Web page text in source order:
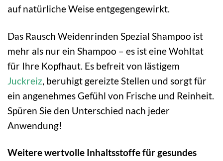
auf natürliche Weise entgegengewirkt.
Das Rausch Weidenrinden Spezial Shampoo ist
mehr als nur ein Shampoo – es ist eine Wohltat
für Ihre Kopfhaut. Es befreit von lästigem
Juckreiz , beruhigt gereizte Stellen und sorgt für
ein angenehmes Gefühl von Frische und Reinheit.
Spüren Sie den Unterschied nach jeder
Anwendung!
Weitere wertvolle Inhaltsstoffe für gesundes